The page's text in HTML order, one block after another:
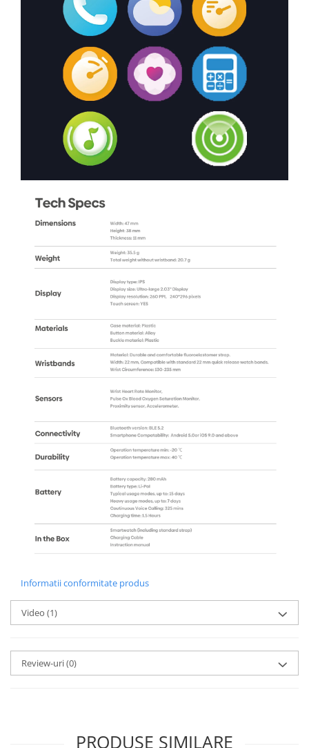
Informatii conformitate produs
Video (1)
Review-uri(0)
PRODUSE SIMILARE